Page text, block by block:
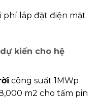
phí lắp đặt điện mặt
kiến cho hệ
công suất 1MWp
m2 cho tấm pin